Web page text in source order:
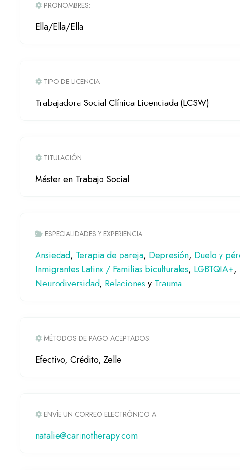
PRONOMBRES:
Ella/Ella/Ella
TIPO DE LICENCIA
Trabajadora Social Clínica Licenciada (LCSW)
TITULACIÓN
Máster en Trabajo Social
ESPECIALIDADES Y EXPERIENCIA:
Ansiedad, Terapia de pareja, Depresión, Duelo y
Inmigrantes Latinx / Familias biculturales, LGBTQIA+,
Neurodiversidad, Relaciones y Trauma
MÉTODOS DE PAGO ACEPTADOS:
Efectivo, Crédito, Zelle
ENVÍE UN CORREO ELECTRÓNICO A
natalie@carinotherapy.com